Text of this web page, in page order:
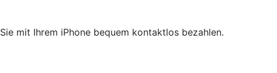
mit Ihrem iPhone bequem kontaktlos bezahlen.